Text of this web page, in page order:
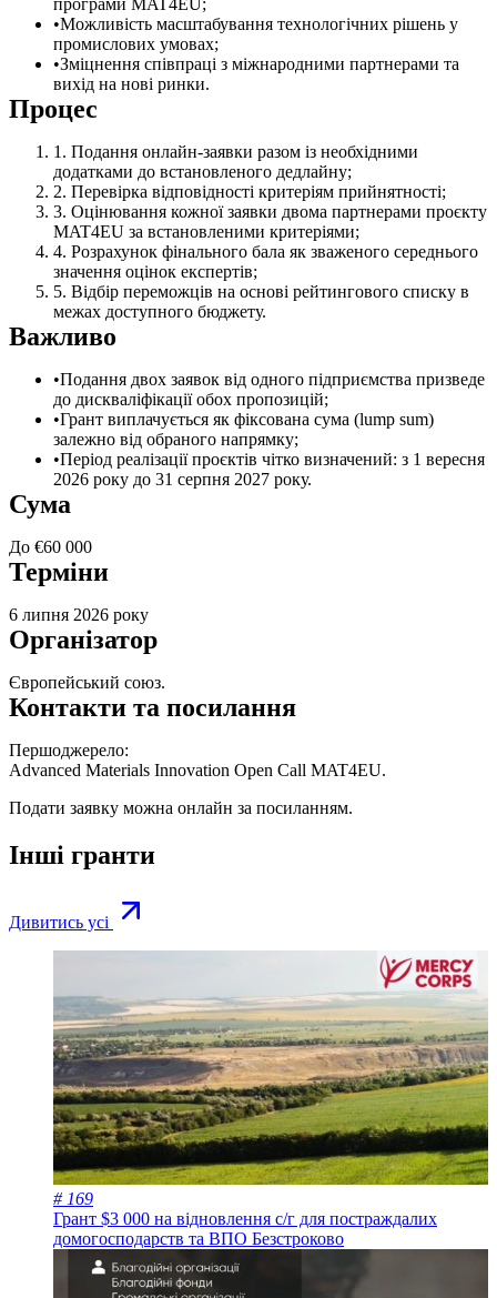
Можливість масштабування технологічних рішень у
промислових умовах;
Зміцнення співпраці з міжнародними партнерами та
вихід на нові ринки.
Процес
Подання онлайн-заявки разом із необхідними
додатками до встановленого дедлайну;
Перевірка відповідності критеріям прийнятності;
Оцінювання кожної заявки двома партнерами проєкту
MAT4EU за встановленими критеріями;
Розрахунок фінального бала як зваженого середнього
значення оцінок експертів;
Відбір переможців на основі рейтингового списку в
межах доступного бюджету.
Важливо
Подання двох заявок від одного підприємства призведе
до дискваліфікації обох пропозицій;
Грант виплачується як фіксована сума (lump sum)
залежно від обраного напрямку;
Період реалізації проєктів чітко визначений: з 1 вересня
2026 року до 31 серпня 2027 року.
Сума
До €60 000
Терміни
6 липня 2026 року
Організатор
Європейський союз.
Контакти та посилання
Першоджерело:
Advanced Materials Innovation Open Call MAT4EU.
Подати заявку можна онлайн за посиланням.
Інші гранти
Дивитись усі
# 169
Грант $3 000 на відновлення с/г для постраждалих
домогосподарств та ВПО Безстроково